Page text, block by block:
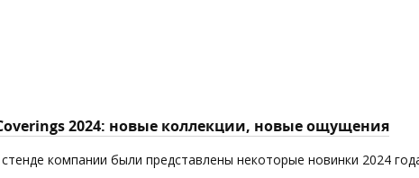
2024: новые коллекции, новые ощущения
компании были представлены некоторые новинки 2024